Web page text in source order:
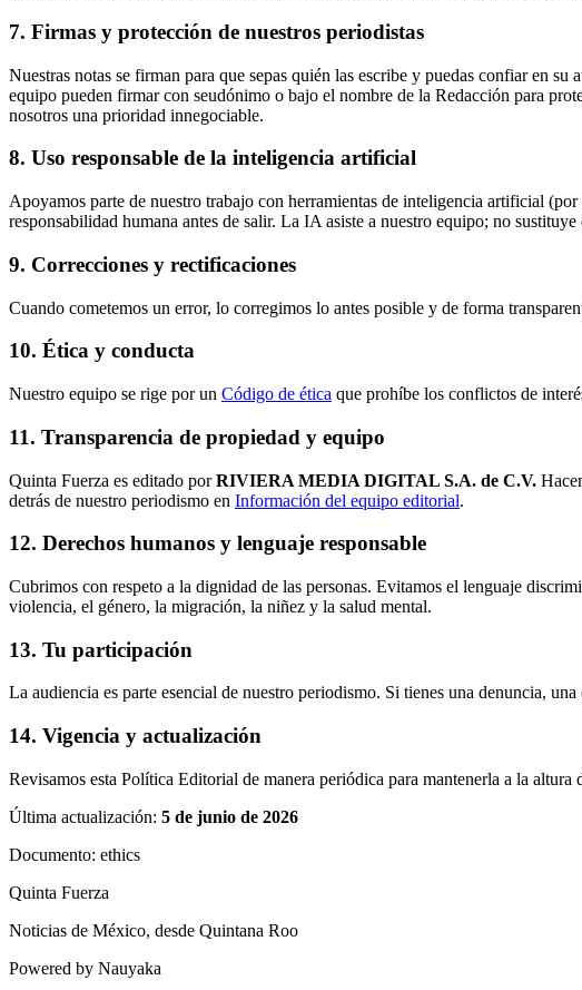
7. Firmas y protección de nuestros periodistas
Nuestras notas se firman para que sepas quién las escribe y puedas confiar en
equipo pueden firmar con seudónimo o bajo el nombre de la Redacción para
nosotros una prioridad innegociable.
8. Uso responsable de la inteligencia artificial
Apoyamos parte de nuestro trabajo con herramientas de inteligencia artificial
responsabilidad humana antes de salir. La IA asiste a nuestro equipo; no
9. Correcciones y rectificaciones
Cuando cometemos un error, lo corregimos lo antes posible y de forma
10. Ética y conducta
Nuestro equipo se rige por un Código de ética que prohíbe los conflictos de
11. Transparencia de propiedad y equipo
Quinta Fuerza es editado porRIVIERA MEDIA DIGITAL S.A. de C.V.
detrás de nuestro periodismo en Información del equipo editorial.
12. Derechos humanos y lenguaje responsable
Cubrimos con respeto a la dignidad de las personas. Evitamos el lenguaje
violencia, el género, la migración, la niñez y la salud mental.
13. Tu participación
La audiencia es parte esencial de nuestro periodismo. Si tienes una denuncia,
14. Vigencia y actualización
Revisamos esta Política Editorial de manera periódica para mantenerla a la
Última actualización: 5 de junio de 2026
Documento: ethics
Quinta Fuerza
Noticias de México, desde Quintana Roo
Powered by Nauyaka